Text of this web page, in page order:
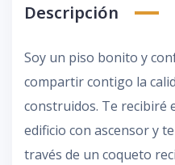
Descripción
Soy un piso bonito y
compartir contigo la
construidos. Te recibiré
edificio con ascensor y
través de un coqueto